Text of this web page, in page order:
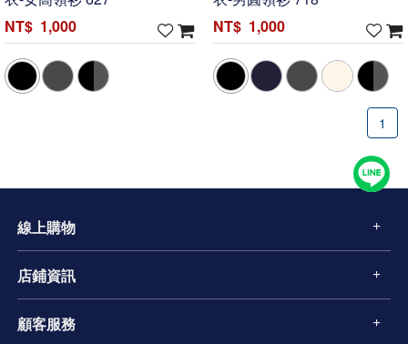
1,000
1,000
1
線上購物
店鋪資訊
顧客服務